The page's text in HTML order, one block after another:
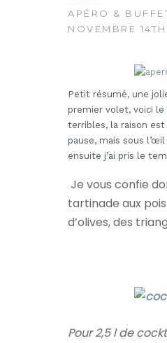
APÉRO &
NOVEMBRE
Petit résumé, une
premier volet, voici
terribles, la raison
pause, mais sous
ensuite j’ai pris le
Je vous confie
tartinade aux
d’olives, des
Pour 2,5 l de